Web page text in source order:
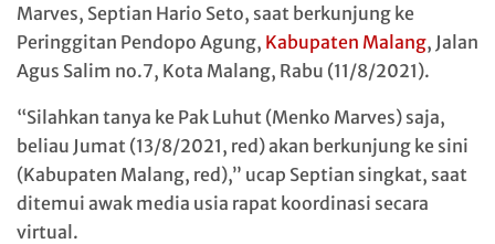
Marves, Septian Hario Seto, saat berkunjung ke
Peringgitan Pendopo Agung, Kabupaten Malang, Jalan
Agus Salim no.7, Kota Malang, Rabu (11/8/2021).
“Silahkan tanya ke Pak Luhut (Menko Marves) saja,
beliau Jumat (13/8/2021, red) akan berkunjung ke sini
(Kabupaten Malang, red),” ucap Septian singkat, saat
ditemui awak media usia rapat koordinasi secara
virtual.